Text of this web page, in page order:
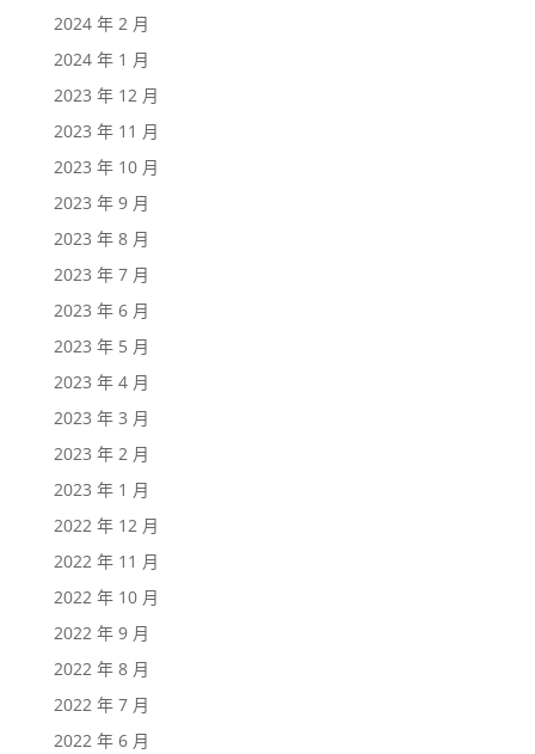
2024 年 2 月
2024 年 1 月
2023 年 12 月
2023 年 11 月
2023 年 10 月
2023 年 9 月
2023 年 8 月
2023 年 7 月
2023 年 6 月
2023 年 5 月
2023 年 4 月
2023 年 3 月
2023 年 2 月
2023 年 1 月
2022 年 12 月
2022 年 11 月
2022 年 10 月
2022 年 9 月
2022 年 8 月
2022 年 7 月
2022 年 6 月